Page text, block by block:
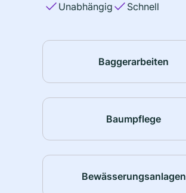
Unabhängig
Schnell
Baggerarbeiten
Baumpflege
Bewässerungsanlagen